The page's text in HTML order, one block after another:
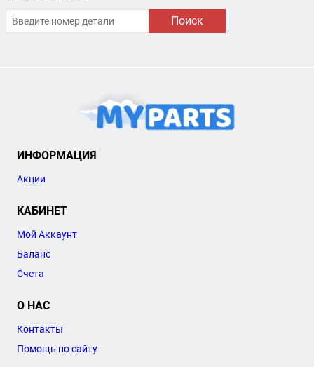
Поиск
ИНФОРМАЦИЯ
Акции
КАБИНЕТ
Мой Аккаунт
Баланс
Счета
О НАС
Контакты
Помощь по сайту